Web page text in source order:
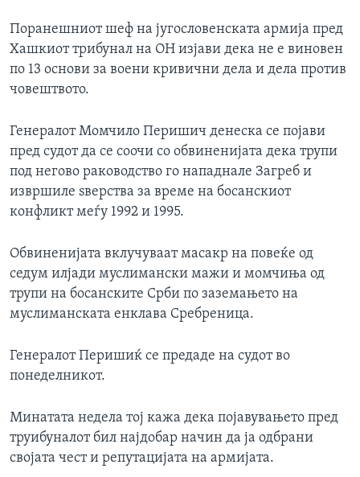
Поранешниот шеф на југословенската армија пред
Хашкиот трибунал на ОН изјави дека не е виновен
по 13 основи за воени кривични дела и дела против
човештвото.
Генералот Момчило Перишич денеска се појави
пред судот да се соочи со обвиненијата дека трупи
под негово раководство го нападнале Загреб и
извршиле ѕверства за време на босанскиот
конфликт меѓу 1992 и 1995.
Обвиненијата вклучуваат масакр на повеќе од
седум илјади муслимански мажи и момчиња од
трупи на босанските Срби по заземањето на
муслиманската енклава Сребреница.
Генералот Перишиќ се предаде на судот во
понеделникот.
Минатата недела тој кажа дека појавувањето пред
труибуналот бил најдобар начин да ја одбрани
својата чест и репутацијата на армијата.